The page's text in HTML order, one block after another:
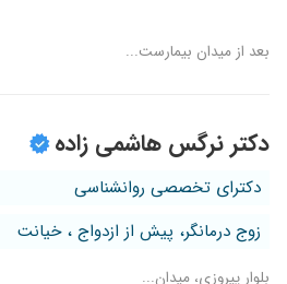
بعد از میدان بیمارست...
دکتر نرگس هاشمی زاده
دکترای تخصصی روانشناسی
زوج درمانگر، پیش از ازدواج ، خیانت
بلوار پیروزی، میدان...